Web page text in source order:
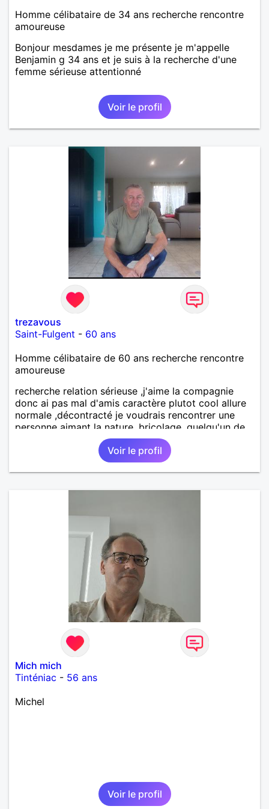
Homme célibataire de 34 ans recherche rencontre
amoureuse
Bonjour mesdames je me présente je m'appelle
Benjamin g 34 ans et je suis à la recherche d'une
femme sérieuse attentionné
Voir le profil
trezavous
Saint-Fulgent - 60 ans
Homme célibataire de 60 ans recherche rencontre
amoureuse
recherche relation sérieuse ,j'aime la compagnie
donc ai pas mal d'amis caractère plutot cool allure
normale ,décontracté je voudrais rencontrer une
personne aimant la nature ,bricolage ,quelqu'un de
simple et naturel à vos claviers mesdames
Voir le profil
Mich mich
Tinténiac - 56 ans
Michel
Voir le profil